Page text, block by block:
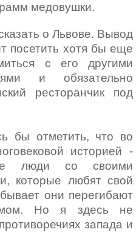
медовушки.
о Львове. Вывод
посетить хотя бы еще
с его другими
и обязательно
ресторанчик под
бы отметить, что во
историей -
люди со своими
которые любят свой
они перегибают
Но я здесь не
запада и